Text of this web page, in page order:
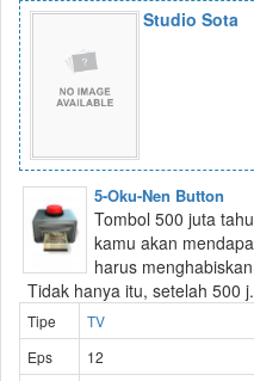
Studio Sota
5-Oku-Nen Button
Tombol 500 juta
kamu akan
harus
Tidak hanya itu, setelah 500
Tipe
TV
Eps
12